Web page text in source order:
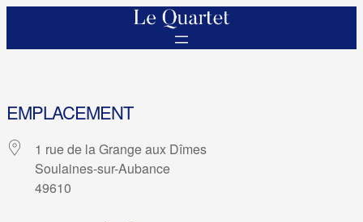
EMPLACEMENT
1 rue de la Grange aux Dîmes
Soulaines-sur-Aubance
49610